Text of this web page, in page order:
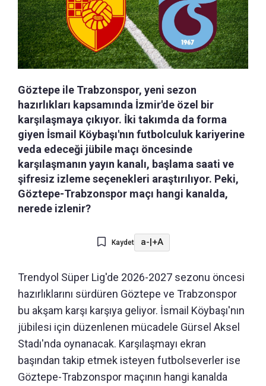
Göztepe ile Trabzonspor, yeni sezon
hazırlıkları kapsamında İzmir'de özel bir
karşılaşmaya çıkıyor. İki takımda da forma
giyen İsmail Köybaşı'nın futbolculuk kariyerine
veda edeceği jübile maçı öncesinde
karşılaşmanın yayın kanalı, başlama saati ve
şifresiz izleme seçenekleri araştırılıyor. Peki,
Göztepe-Trabzonspor maçı hangi kanalda,
nerede izlenir?
Kaydet a- +A
Trendyol Süper Lig'de 2026-2027 sezonu öncesi
hazırlıklarını sürdüren Göztepe ve Trabzonspor
bu akşam karşı karşıya geliyor. İsmail Köybaşı'nın
jübilesi için düzenlenen mücadele Gürsel Aksel
Stadı'nda oynanacak. Karşılaşmayı ekran
başından takip etmek isteyen futbolseverler ise
Göztepe-Trabzonspor maçının hangi kanalda